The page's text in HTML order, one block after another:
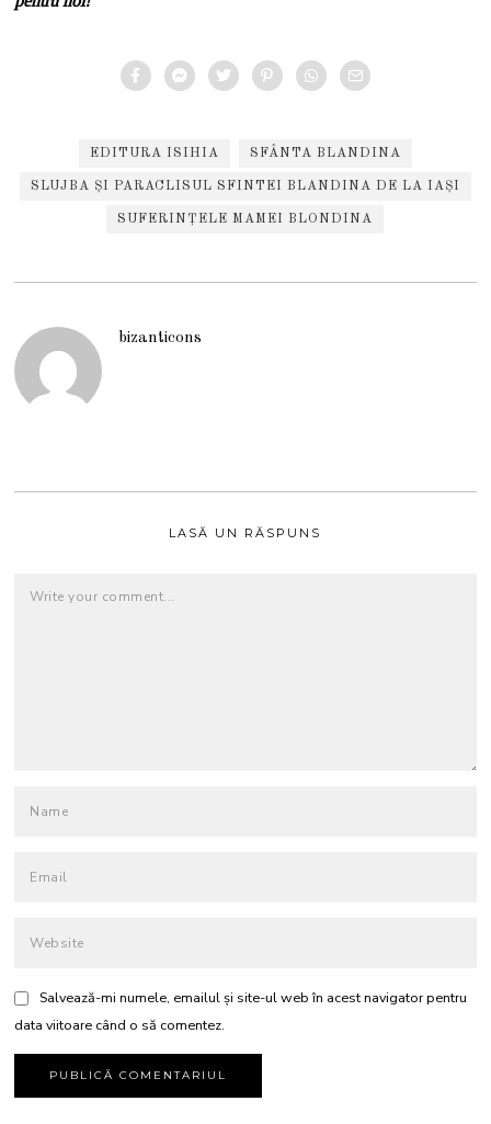
EDITURA ISIHIA SFÂNTA BLANDINA
SLUJBA ȘI PARACLISUL SFINTEI BLANDINA DE LA IAȘI
SUFERINȚELE MAMEI BLONDINA
bizanticons
LASĂ UN RĂSPUNS
Salvează-mi numele, emailul și site-ul web în acest navigator pentru
data viitoare când o să comentez.